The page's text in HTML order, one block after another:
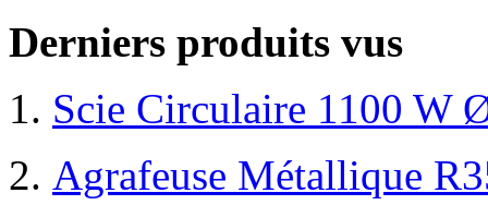
Derniers produits vus
Scie Circulaire 1100 W
Agrafeuse Métallique